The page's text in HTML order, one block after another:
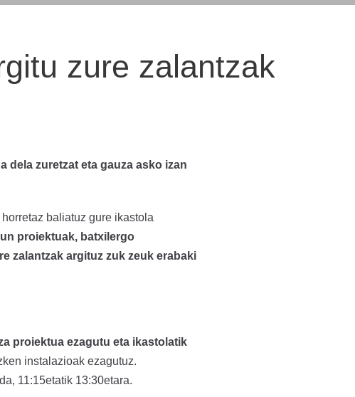
zure zalantzak
dela zuretzat eta gauza asko izan
baliatuz gure ikastola
proiektuak, batxilergo
zalantzak argituz zuk zeuk erabaki
proiektua ezagutu eta ikastolatik
instalazioak ezagutuz.
11:15etatik 13:30etara.